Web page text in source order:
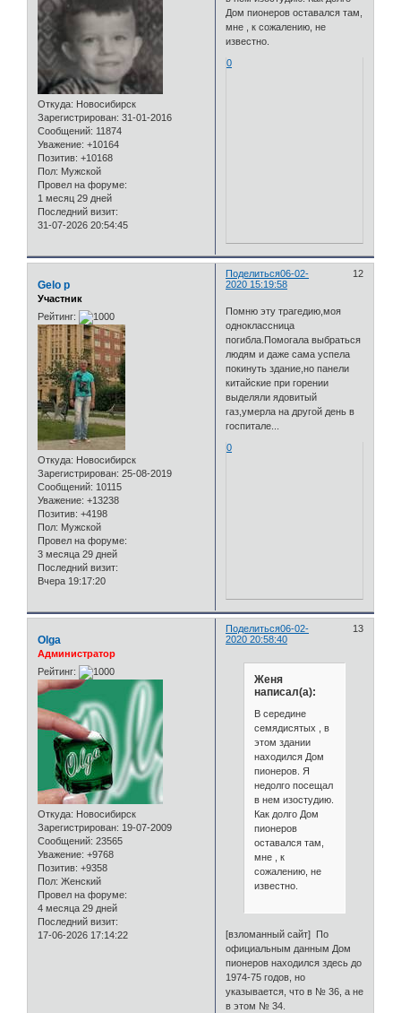
Откуда: Новосибирск
Зарегистрирован: 31-01-2016
Сообщений: 11874
Уважение: +10164
Позитив: +10168
Пол: Мужской
Провел на форуме:
1 месяц 29 дней
Последний визит:
31-07-2026 20:54:45
Дом пионеров оставался там,
мне , к сожалению, не
известно.
0
Поделиться 12
06-02-
2020 15:19:58
Gelo p
Участник
Рейтинг:
Откуда: Новосибирск
Зарегистрирован: 25-08-2019
Сообщений: 10115
Уважение: +13238
Позитив: +4198
Пол: Мужской
Провел на форуме:
3 месяца 29 дней
Последний визит:
Вчера 19:17:20
Помню эту трагедию,моя
одноклассница
погибла.Помогала выбраться
людям и даже сама успела
покинуть здание,но панели
китайские при горении
выделяли ядовитый
газ,умерла на другой день в
госпитале...
0
Поделиться 13
06-02-
2020 20:58:40
Olga
Администратор
Рейтинг:
Откуда: Новосибирск
Зарегистрирован: 19-07-2009
Сообщений: 23565
Уважение: +9768
Позитив: +9358
Пол: Женский
Провел на форуме:
4 месяца 29 дней
Последний визит:
17-06-2026 17:14:22
Женя
написал(а):
В середине
семядисятых , в
этом здании
находился Дом
пионеров. Я
недолго посещал
в нем изостудию.
Как долго Дом
пионеров
оставался там,
мне , к
сожалению, не
известно.
[взломанный сайт] По
официальным данным Дом
пионеров находился здесь до
1974-75 годов, но
указывается, что в № 36, а не
в этом № 34.